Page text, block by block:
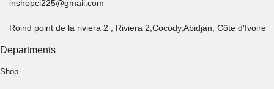
inshopci225@gmail.com
Roind point de la riviera 2 , Riviera 2,Cocody,Abidjan, Côte d'Ivoire
Departments
Shop